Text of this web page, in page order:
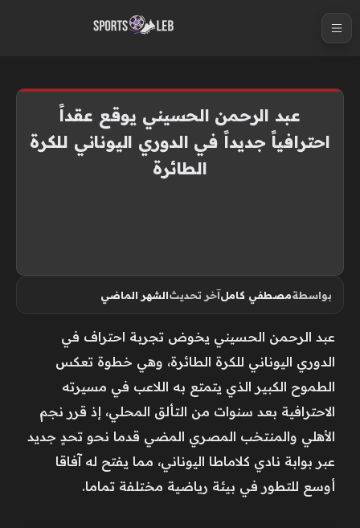
عبد الرحمن الحسيني يوقع عقداً
احترافياً جديداً في الدوري اليوناني للكرة
الطائرة
بواسطةمصطفي كاملآخر تحديثالشهر الماضي
عبد الرحمن الحسيني يخوض تجربة احتراف في
الدوري اليوناني للكرة الطائرة، وهي خطوة تعكس
الطموح الكبير الذي يتمتع به اللاعب في مسيرته
الاحترافية بعد سنوات من التألق المحلي، إذ قرر نجم
الأهلي والمنتخب المصري المضي قدما نحو تحدٍ جديد
عبر بوابة نادي كلاماطا اليوناني، مما يفتح له آفاقا
أوسع للتطور في بيئة رياضية مختلفة تماما.